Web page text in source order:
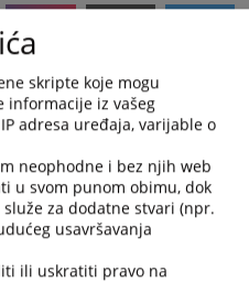
skripte koje mogu
iz vašeg
adresa uređaja, varijable o
neophodne i bez njih web
u svom punom obimu, dok
za dodatne stvari (npr.
usavršavanja
ili uskratiti pravo na